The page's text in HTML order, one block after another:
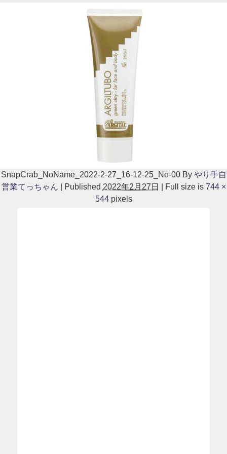
SnapCrab_NoName_2022-2-27_16-12-25_No-00 By やり手自
営業てっちゃん
Published 2022年2月27日 Full size is 744 ×
544pixels